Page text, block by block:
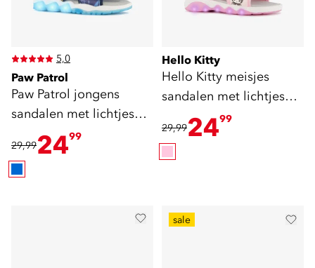
5,0
Paw Patrol
Paw Patrol jongens
sandalen met lichtjes
blauw
29,992499
Hello Kitty
Hello Kitty meisjes
sandalen met lichtjes
wit roze
29,992499
sale